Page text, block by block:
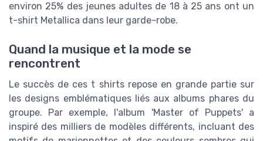
environ 25% des jeunes adultes de 18 à 25 ans ont un
t-shirt Metallica dans leur garde-robe.
Quand la musique et la mode se
rencontrent
Le succès de ces t shirts repose en grande partie sur
les designs emblématiques liés aux albums phares du
groupe. Par exemple, l'album 'Master of Puppets' a
inspiré des milliers de modèles différents, incluant des